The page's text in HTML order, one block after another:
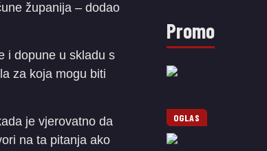
županija – dodao
i dopune u skladu s
za koja mogu biti
je vjerovatno da
na ta pitanja ako
Promo
OGLAS